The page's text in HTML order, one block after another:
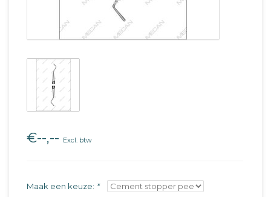
€--,-- Excl. btw
Maak een keuze: *